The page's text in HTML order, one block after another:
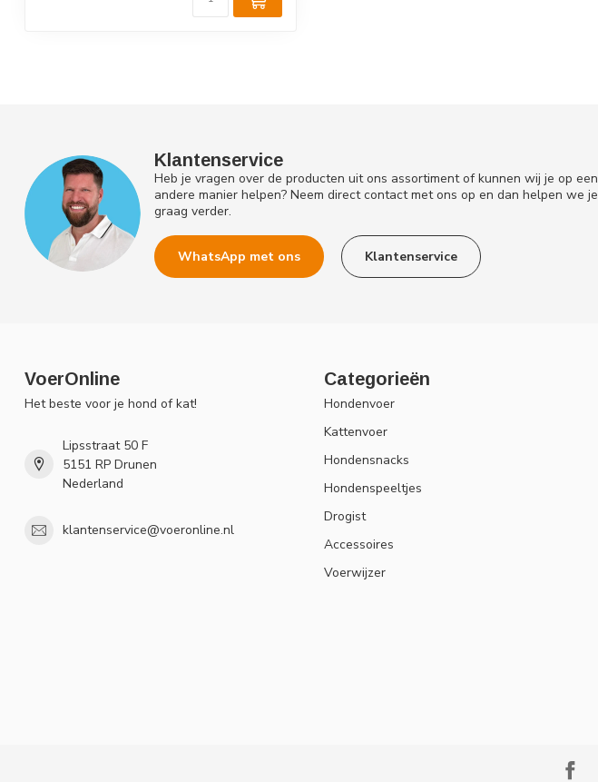
Klantenservice
Heb je vragen over de producten uit ons assortiment of kunnen wij je op een
andere manier helpen? Neem direct contact met ons op en dan helpen we je
graag verder.
WhatsApp met ons Klantenservice
VoerOnline
Het beste voor je hond of kat!
Lipsstraat 50 F
5151 RP Drunen
Nederland
klantenservice@voeronline.nl
Categorieën
Hondenvoer
Kattenvoer
Hondensnacks
Hondenspeeltjes
Drogist
Accessoires
Voerwijzer